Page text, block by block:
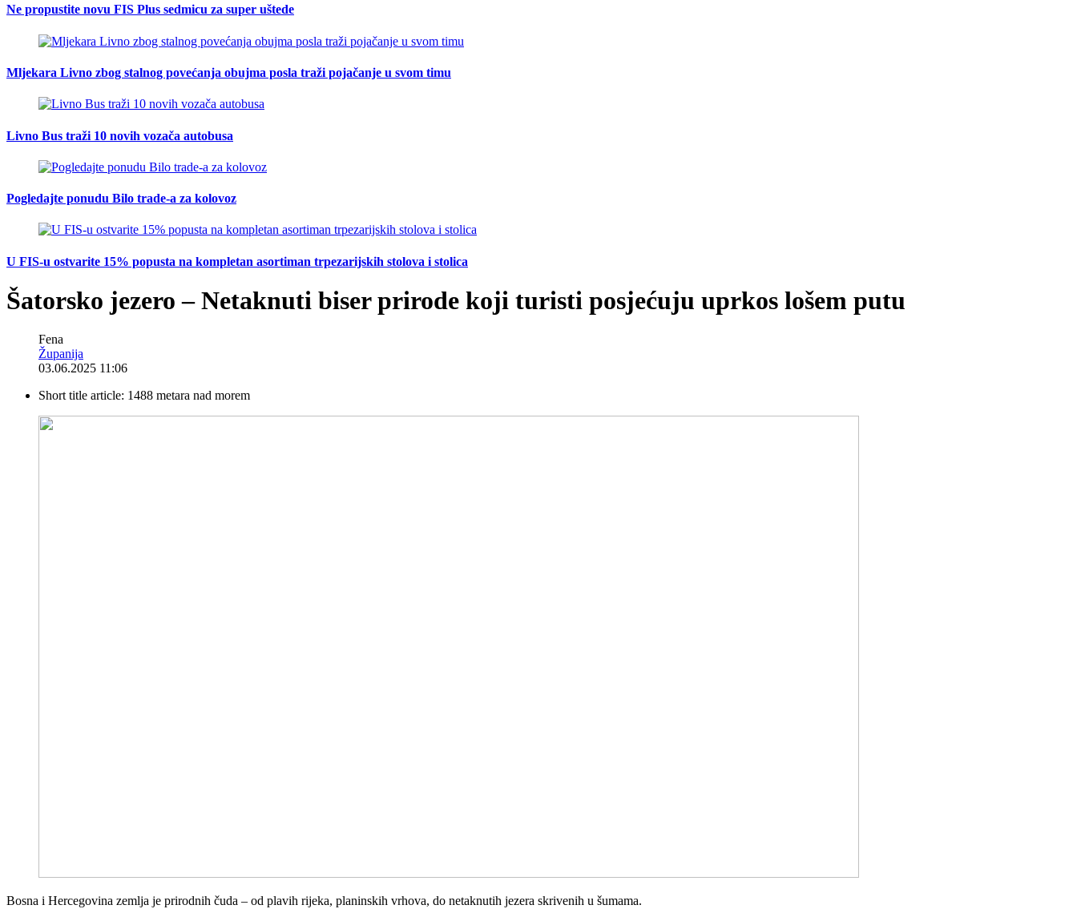
Ne propustite novu FIS Plus sedmicu za super uštede
Mljekara Livno zbog stalnog povećanja obujma posla traži pojačanje u svom timu
Livno Bus traži 10 novih vozača autobusa
Pogledajte ponudu Bilo trade-a za kolovoz
U FIS-u ostvarite 15% popusta na kompletan asortiman trpezarijskih stolova i stolica
Šatorsko jezero – Netaknuti biser prirode koji turisti posjećuju uprkos lošem putu
Fena
Županija
03.06.2025 11:06
Short title article: 1488 metara nad morem
Bosna i Hercegovina zemlja je prirodnih čuda – od plavih rijeka, planinskih vrhova, do netaknutih jezera skrivenih u šumama.